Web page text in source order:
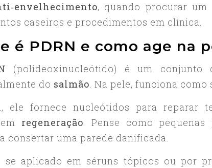
, quando procurar
caseiros e procedimentos em clínica.
é PDRN e como age na
(polideoxinucleótido) é um conjunto
do salmão. Na pele, funciona
ele fornece nucleótidos para reparar
regeneração. Pense como pequenas
consertar uma parede danificada.
aplicado em séruns tópicos ou por